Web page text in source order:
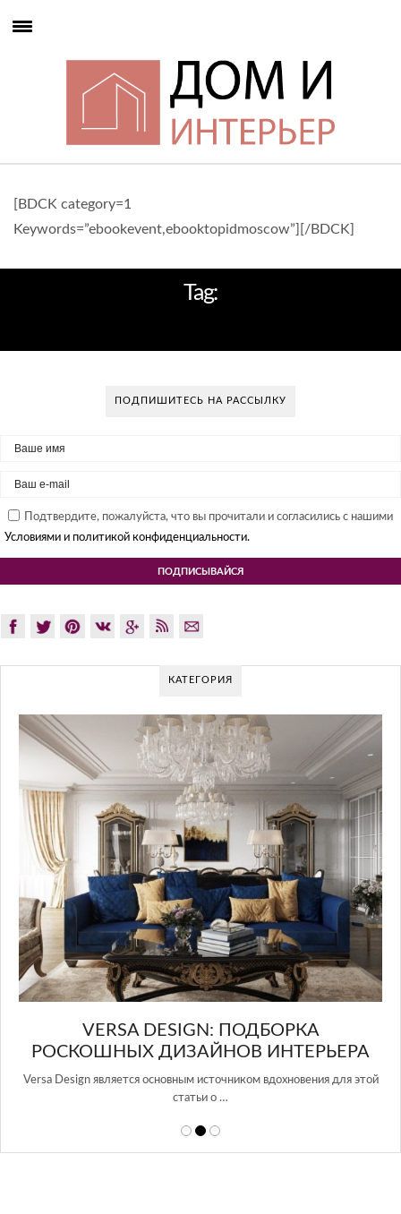
[BDCK category=1
Keywords=”ebookevent,ebooktopidmoscow”][/BDCK]
Tag:
ПОДПИШИТЕСЬ НА РАССЫЛКУ
Подтвердите, пожалуйста, что вы прочитали и согласились с нашими
Условиями и политикой конфиденциальности.
КАТЕГОРИЯ
для этой
GLAZOV DESIGN GROUP –
ПОДХОД К ДИЗАЙНУ
Glazov Design Group- это одна из лучших студий дизайна
в Росси…